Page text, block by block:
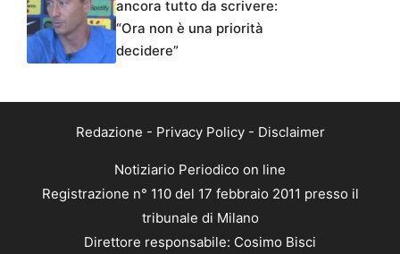
ancora tutto da scrivere:
“Ora non è una priorità
decidere”
Redazione - Privacy Policy- Disclaimer
Notiziario Periodico on line
Registrazione n° 110 del 17 febbraio 2011 presso il
tribunale di Milano
Direttore responsabile: Cosimo Bisci